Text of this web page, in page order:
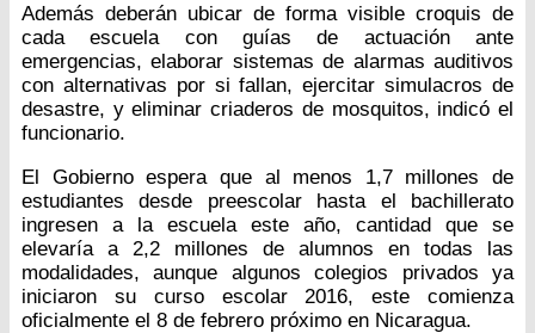
Además deberán ubicar de forma visible croquis de
cada escuela con guías de actuación ante
emergencias, elaborar sistemas de alarmas auditivos
con alternativas por si fallan, ejercitar simulacros de
desastre, y eliminar criaderos de mosquitos, indicó el
funcionario.
El Gobierno espera que al menos 1,7 millones de
estudiantes desde preescolar hasta el bachillerato
ingresen a la escuela este año, cantidad que se
elevaría a 2,2 millones de alumnos en todas las
modalidades, aunque algunos colegios privados ya
iniciaron su curso escolar 2016, este comienza
oficialmente el 8 de febrero próximo en Nicaragua.